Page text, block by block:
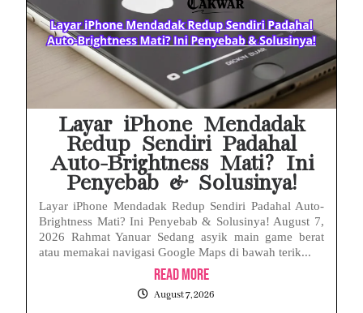
Babak Baru Kasus Febrie Adriansyah, Rencana Praperadilan Penyitaan Emas dan Uang Tunai Jadi Sorotan
Baterai Apple Watch Cepat Boros? Ini Penyebab dan Cara Mengatasinya
HP Huawei Cepat Panas? Ini Penyebab Utama dan Cara Mengatasinya
Layar iPhone Mendadak
Redup Sendiri Padahal
Auto-Brightness Mati? Ini
Penyebab & Solusinya!
Layar iPhone Mendadak Redup Sendiri Padahal Auto-
Brightness Mati? Ini Penyebab & Solusinya! August 7,
2026 Rahmat Yanuar Sedang asyik main game berat
atau memakai navigasi Google Maps di bawah terik...
Read More
August 7, 2026